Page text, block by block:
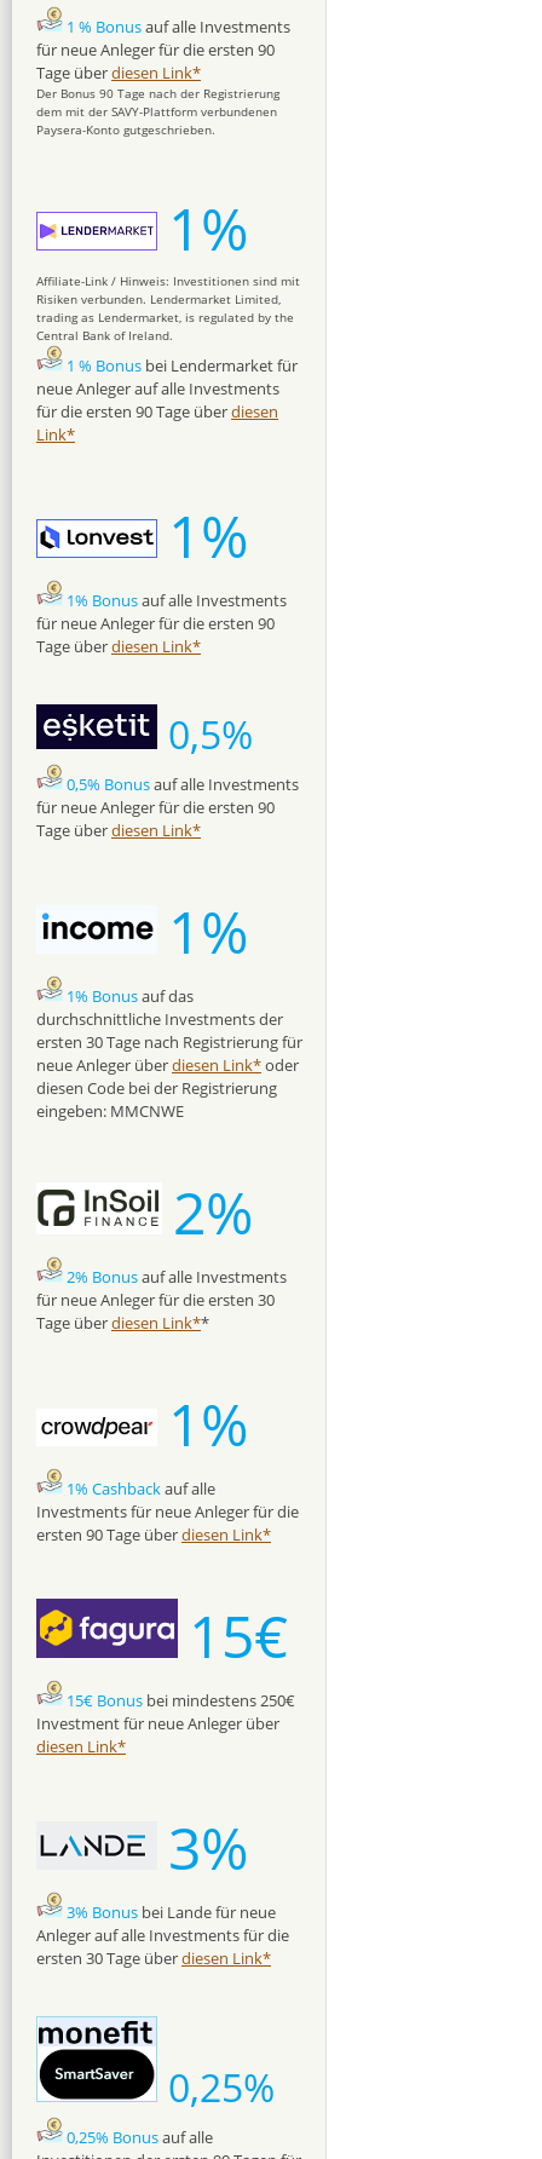
1 % Bonusauf alle Investments
für neue Anleger für die ersten 90
Tage überdiesen Link*
Der Bonus 90 Tage nach der Registrierung
dem mit der SAVY-Plattform verbundenen
Paysera-Konto gutgeschrieben.
1%
Affiliate-Link / Hinweis: Investitionen sind mit
Risiken verbunden. Lendermarket Limited,
trading as Lendermarket, is regulated by the
Central Bank of Ireland.
1 % Bonus bei Lendermarket für
neue Anleger auf alle Investments
für die ersten 90 Tage überdiesen
Link*
1%
1% Bonusauf alle Investments
für neue Anleger für die ersten 90
Tage überdiesen Link*
0,5%
0,5% Bonusauf alle Investments
für neue Anleger für die ersten 90
Tage überdiesen Link*
1%
1% Bonusauf das
durchschnittliche Investments der
ersten 30 Tage nach Registrierung für
neue Anleger überdiesen Link*oder
diesen Code bei der Registrierung
eingeben: MMCNWE
2%
2% Bonusauf alle Investments
für neue Anleger für die ersten 30
Tage überdiesen Link**
1%
1% Cashbackauf alle
Investments für neue Anleger für die
ersten 90 Tage überdiesen Link*
15€
15€ Bonus bei mindestens 250€
Investment für neue Anleger über
diesen Link*
3%
3% Bonus bei Lande für neue
Anleger auf alle Investments für die
ersten 30 Tage überdiesen Link*
0,25%
0,25% Bonusauf alle